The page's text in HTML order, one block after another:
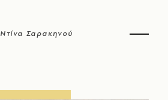
Ντίνα Σαρακηνού